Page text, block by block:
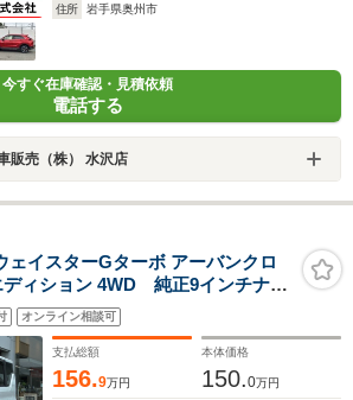
住所
岩手県奥州市
今すぐ在庫確認・見積依頼
電話する
販売（株） 水沢店
イスターGターボ アーバンクロ
ディション 4WD 純正9インチナ
電動スライドドア Bluetooth接
ーター 純正エンジンスタータ
限保証
オンライン相談可
支払総額
156.9万円
本体価格
150.0万円